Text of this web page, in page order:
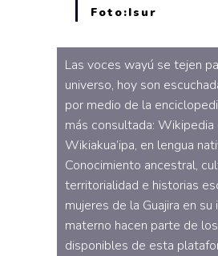
Foto:Isur
Las voces wayú se tejen
universo, hoy son
por medio de la
más consultada: Wikipedia
Wikiakua’ipa, en lengua
Conocimiento ancestral,
territorialidad e historias
mujeres de la Guajira en su
materno hacen parte de
disponibles de esta